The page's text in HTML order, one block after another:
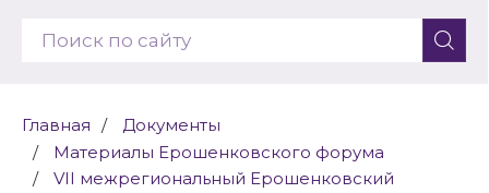
Главная
Документы
Материалы Ерошенковского форума
VII межрегиональный Ерошенковский